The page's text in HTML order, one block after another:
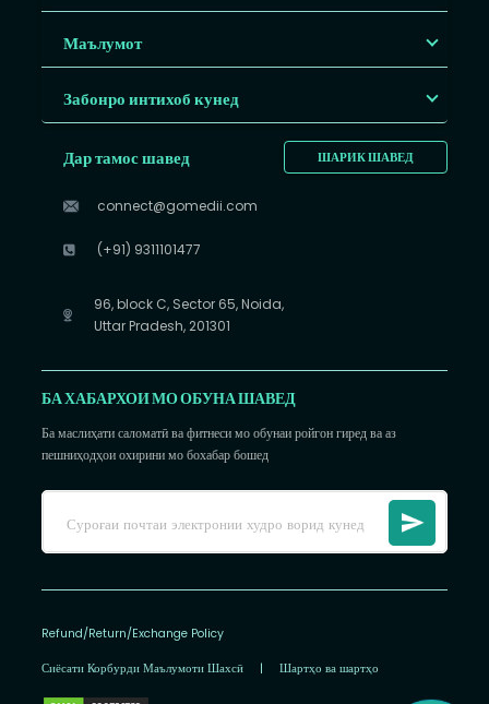
Маълумот
Забонро интихоб кунед
ШАРИК ШАВЕД
Дар тамос шавед
connect@gomedii.com
(+91) 9311101477
96, block C, Sector 65, Noida,
Uttar Pradesh, 201301
БА ХАБАРХОИ МО ОБУНА ШАВЕД
Ба маслиҳати саломатӣ ва фитнеси мо обунаи ройгон гиред ва аз
пешниҳодҳои охирини мо бохабар бошед
Refund/Return/Exchange Policy
Сиёсати Корбурди Маълумоти Шахсӣ | Шартҳо ва шартҳо